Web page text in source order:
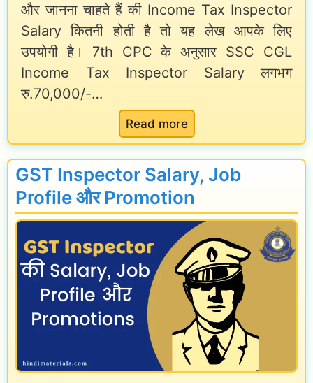
i
f
i
t
i
o
n
,
E
x
a
m
D
a
t
S
S
C
L
F
u
l
l
F
o
r
m
i
n
H
और जानना चाहते हैं की Income Tax Inspector
Salary कितनी होती है तो यह लेख आपके लिए
उपयोगी है। 7th CPC के अनुसार SSC CGL
Income Tax Inspector Salary लगभग
रु.70,000/-…
Read more:
I
n
c
o
m
e
T
a
x
I
n
GST Inspector Salary, Job
Profile और Promotion